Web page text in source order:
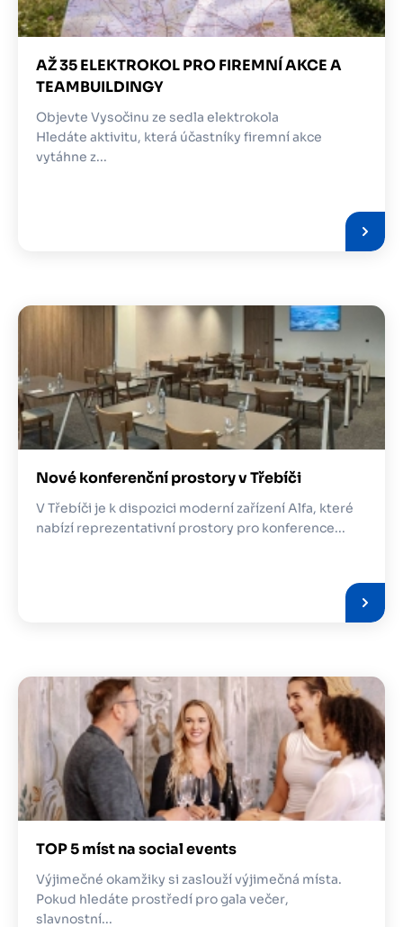
AŽ 35 ELEKTROKOL PRO FIREMNÍ AKCE A
TEAMBUILDINGY
Objevte Vysočinu ze sedla elektrokola
Hledáte aktivitu, která účastníky firemní akce
vytáhne z...
Obrázek
Nové konferenční prostory v Třebíči
V Třebíči je k dispozici moderní zařízení Alfa, které
nabízí reprezentativní prostory pro konference...
Obrázek
TOP 5 míst na social events
Výjimečné okamžiky si zaslouží výjimečná místa.
Pokud hledáte prostředí pro gala večer,
slavnostní...